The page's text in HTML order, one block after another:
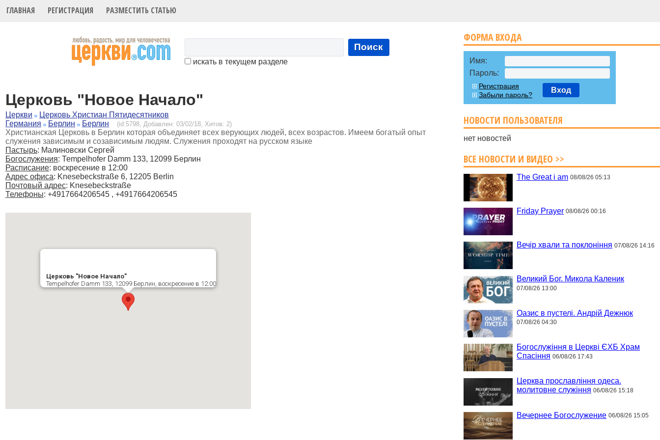
ГЛАВНАЯ РЕГИСТРАЦИЯ РАЗМЕСТИТЬ СТАТЬЮ
Поиск
искать в текущем разделе
Церковь "Новое Начало"
Церкви
Церковь Христиан Пятидесятников
Германия
Берлин Берлин (id:5798, Добавлен: 03/02/18, Хитов: 2)
Христианская Церковь в Берлин которая объединяет всех верующих людей, всех возрастов. Имеем богатый опыт
служения зависимым и созависимым людям. Служения проходят на русском языке
Пастырь: Малиновски Сергей
Богослужения: Теmpelhofer Damm 133, 12099 Берлин
Расписание: воскресение в 12:00
Адрес офиса: Knesebeckstraße 6, 12205 Berlin
Почтовый адрес: Knesebeckstraße
Телефоны: +4917664206545 , +4917664206545
Церковь "Новое Начало"
Теmpelhofer Damm 133, 12099 Берлин, воскресение в 12:00
ФОРМА ВХОДА
Имя:
Пароль:
Регистрация
Забыли пароль?
Вход
НОВОСТИ ПОЛЬЗОВАТЕЛЯ
нет новостей
ВСЕ НОВОСТИ И ВИДЕО >>
The Great i am 08/08/26 05:13
Friday Prayer 08/08/26 00:16
Вечір хвали та поклоніння 07/08/26 14:16
Великий Бог. Микола Каленик
07/08/26 13:00
Оазис в пустелі. Андрій Дежнюк
07/08/26 04:30
Богослужіння в Церкві ЄХБ Храм
Спасіння 06/08/26 17:43
Церква прославління одеса.
молитовне служіння 06/08/26 15:18
Вечернее Богослужение 06/08/26 15:05